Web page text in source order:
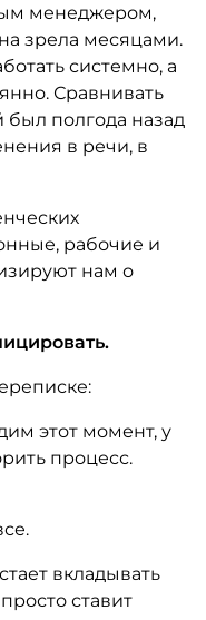
менеджером,
зрела месяцами.
системно, а
Сравнивать
был полгода назад
в речи, в
рабочие и
нам о
этот момент, у
процесс.
вкладывать
ставит